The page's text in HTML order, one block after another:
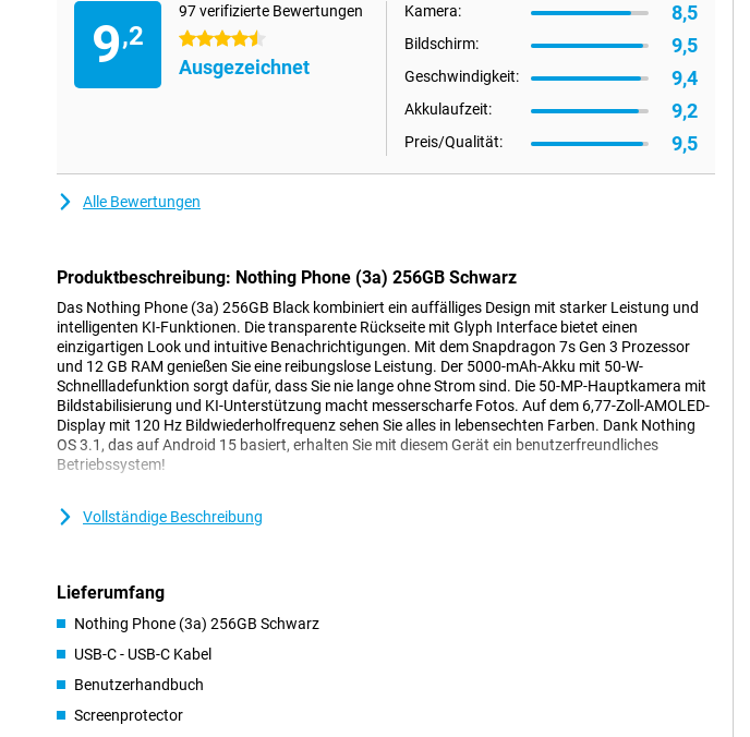
9,2
97 verifizierte Bewertungen
4.5 Sterne
Ausgezeichnet
Kamera: 8,5
Bildschirm: 9,5
Geschwindigkeit: 9,4
Akkulaufzeit: 9,2
Preis/Qualität: 9,5
Alle Bewertungen
Produktbeschreibung: Nothing Phone (3a) 256GB Schwarz
Das Nothing Phone (3a) 256GB Black kombiniert ein auffälliges Design mit starker Leistung und
intelligenten KI-Funktionen. Die transparente Rückseite mit Glyph Interface bietet einen
einzigartigen Look und intuitive Benachrichtigungen. Mit dem Snapdragon 7s Gen 3 Prozessor
und 12 GB RAM genießen Sie eine reibungslose Leistung. Der 5000-mAh-Akku mit 50-W-
Schnellladefunktion sorgt dafür, dass Sie nie lange ohne Strom sind. Die 50-MP-Hauptkamera mit
Bildstabilisierung und KI-Unterstützung macht messerscharfe Fotos. Auf dem 6,77-Zoll-AMOLED-
Display mit 120 Hz Bildwiederholfrequenz sehen Sie alles in lebensechten Farben. Dank Nothing
OS 3.1, das auf Android 15 basiert, erhalten Sie mit diesem Gerät ein benutzerfreundliches
Betriebssystem!
Kamera
Zoom und einen bis zu 30-fachen Ultrazoom, mit dem Sie Nahaufnahmen machen können.
Darüber hinaus verfügt das Handy über ein 8-MP-Ultraweitwinkelobjektiv mit einem Blickwinkel
von 120°, um weite Landschaften und Gruppenfotos gestochen scharf aufzunehmen.
Die TrueLens Engine 3.0 und die Ultra XDR-Technologie, die gemeinsam mit Google entwickelt
wurden, sorgen für besseres HDR und natürliche Farben. Natürlich können Sie mit dem Nothing
Kamera, mit der Sie beim Facetiming gut zu sehen sind.
Vollständige Beschreibung
Lieferumfang
Nothing Phone (3a) 256GB Schwarz
USB-C - USB-C Kabel
Benutzerhandbuch
Screenprotector